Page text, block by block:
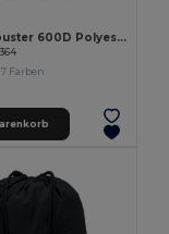
BAPAL Robuster 600D Polyester Rucksack mit Reißverschlusstasche
Farben